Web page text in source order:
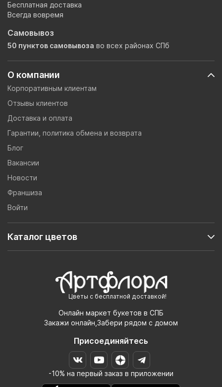
Цветы с бесплатной доставкой!
Онлайн маркет букетов в СПБ
Закажи онлайн,Забери рядом с домом
Присоединяйтесь
-10% на первый заказ в приложении
О компании
Корпоративным клиентам
Отзывы клиентов
Доставка и оплата
Гарантии, политика обмена и возврата
Блог
Вакансии
Новости
Франшиза
Войти
Каталог цветов
Бесплатная доставка
Всегда вовремя
Самовывоз
50 пунктов самовывоза во всех районах СПб